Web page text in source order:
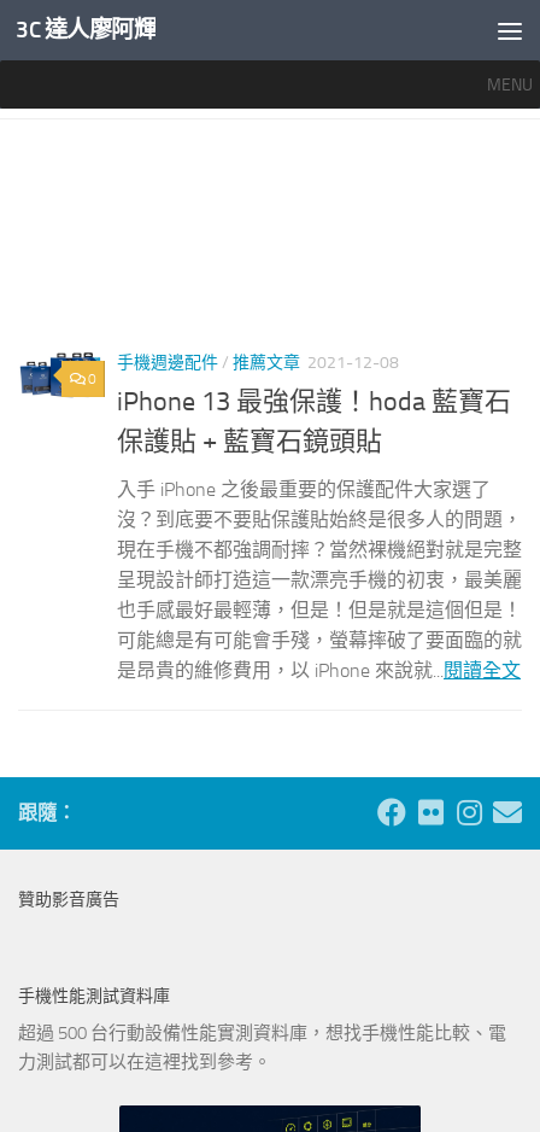
內文下方
3C 達人廖阿輝
MENU
0
手機週邊配件/ 推薦文章 2021-12-08
iPhone 13 最強保護！hoda 藍寶石
保護貼 + 藍寶石鏡頭貼
入手 iPhone 之後最重要的保護配件大家選了
沒？到底要不要貼保護貼始終是很多人的問題，
現在手機不都強調耐摔？當然裸機絕對就是完整
呈現設計師打造這一款漂亮手機的初衷，最美麗
也手感最好最輕薄，但是！但是就是這個但是！
可能總是有可能會手殘，螢幕摔破了要面臨的就
是昂貴的維修費用，以 iPhone 來說就...閱讀全文
跟隨：
贊助影音廣告
手機性能測試資料庫
超過 500 台行動設備性能實測資料庫，想找手機性能比較、電
力測試都可以在這裡找到參考。